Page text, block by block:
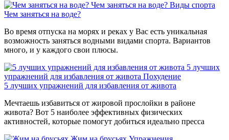
Чем заняться на воде? Виды спорта
Чем заняться на воде?
Во время отпуска на морях и реках у Вас есть уникальная
возможность заняться водными видами спорта. Вариантов
много, и у каждого свои плюсы.
5 лучших
упражнений для избавления от живота Похудение
5 лучших упражнений для избавления от живота
Мечтаешь избавиться от жировой прослойки в районе
живота? Вот 5 наиболее эффективных физических
активностей, которые помогут добиться идеально пресса